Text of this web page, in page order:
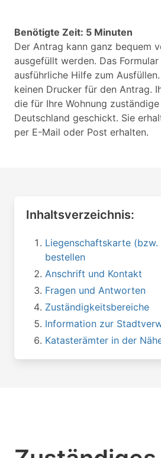
Benötigte Zeit: 5 Minuten
Der Antrag kann ganz bequem
ausgefüllt werden. Das
ausführliche Hilfe zum
keinen Drucker für den Antrag.
die für Ihre Wohnung
Deutschland geschickt. Sie
per E-Mail oder Post erhalten.
Inhaltsverzeichnis:
Liegenschaftskarte (bzw.
bestellen
Anschrift und Kontakt
Fragen und Antworten
Zuständigkeitsbereiche
Information zur
Katasterämter in der